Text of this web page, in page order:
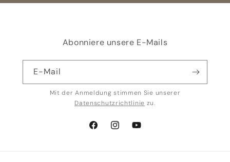
Abonniere unsere E-Mails
E-Mail
Mit der Anmeldung stimmen Sie unserer
Datenschutzrichtlinie zu.
FacebookInstagramYouTube